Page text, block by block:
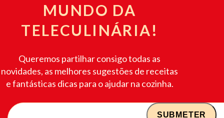
MUNDO DA
TELECULINÁRIA!
Queremos partilhar consigo todas as
novidades, as melhores sugestões de receitas
e fantásticas dicas para o ajudar na cozinha.